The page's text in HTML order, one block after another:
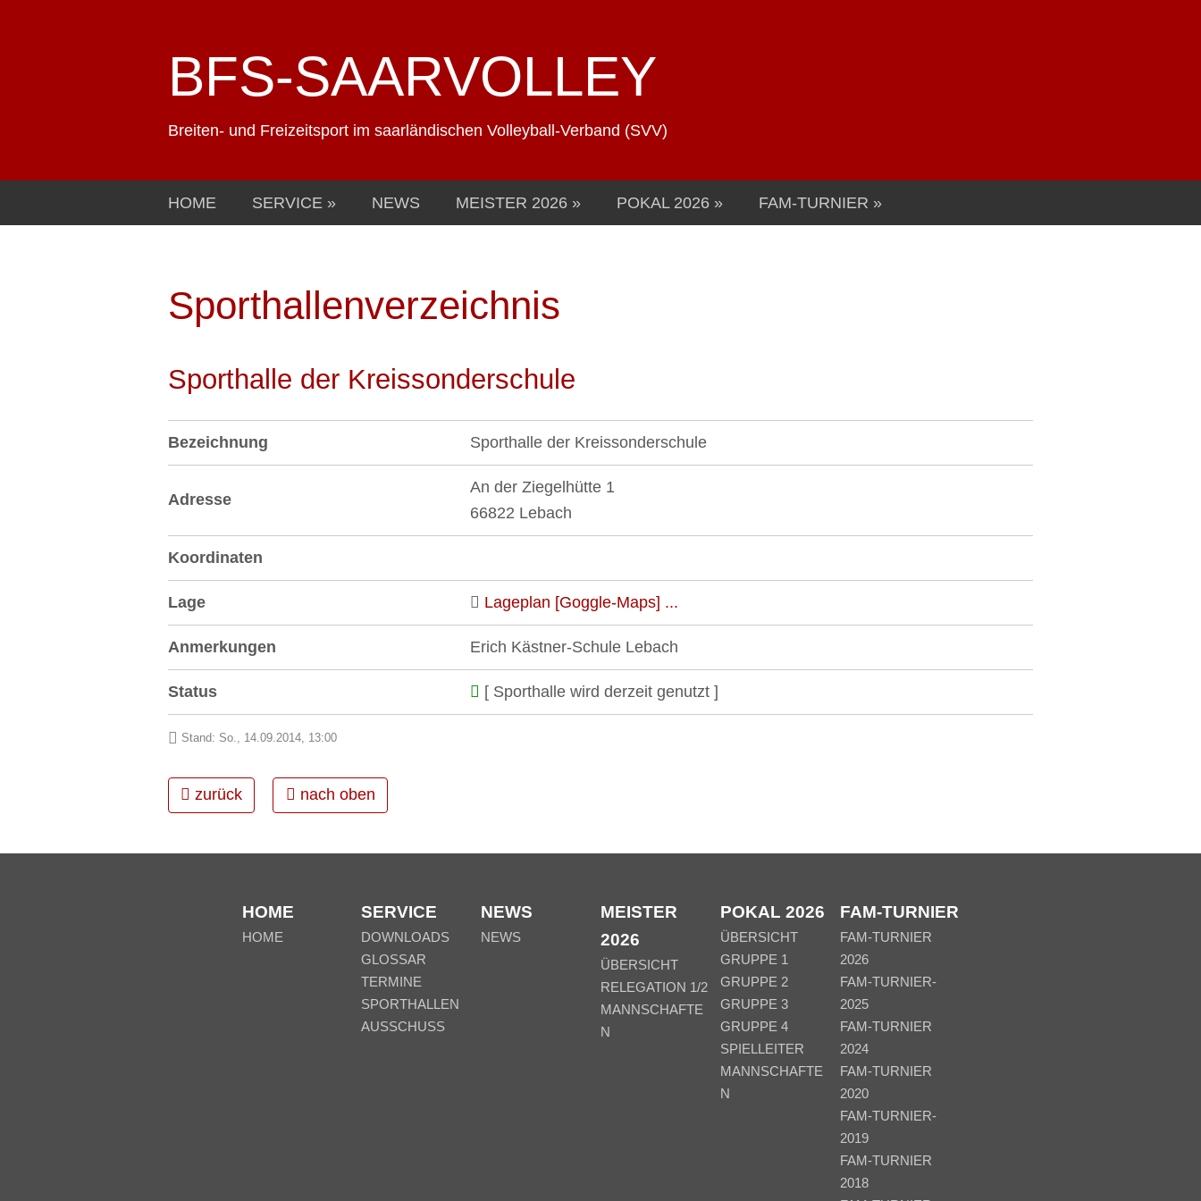
BFS-SAARVOLLEY
Breiten- und Freizeitsport im saarländischen Volleyball-Verband (SVV)
HOME SERVICE NEWS MEISTER 2026 POKAL 2026 FAM-TURNIER
Sporthallenverzeichnis
Sporthalle der Kreissonderschule
Bezeichnung Sporthalle der Kreissonderschule
Adresse
An der Ziegelhütte 1
66822 Lebach
Koordinaten
Lage Lageplan [Goggle-Maps] ...
Anmerkungen Erich Kästner-Schule Lebach
Status [ Sporthalle wird derzeit genutzt ]
Stand: So., 14.09.2014, 13:00
zurück nach oben
HOME
HOME
SERVICE
DOWNLOADS
GLOSSAR
TERMINE
SPORTHALLEN
AUSSCHUSS
NEWS
NEWS
MEISTER
2026
ÜBERSICHT
RELEGATION 1/2
MANNSCHAFTE
N
POKAL 2026
ÜBERSICHT
GRUPPE 1
GRUPPE 2
GRUPPE 3
GRUPPE 4
SPIELLEITER
MANNSCHAFTE
N
FAM-TURNIER
FAM-TURNIER
2026
FAM-TURNIER-
2025
FAM-TURNIER
2024
FAM-TURNIER
2020
FAM-TURNIER-
2019
FAM-TURNIER
2018